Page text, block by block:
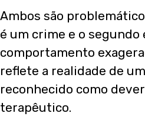
Ambos são
é um crime e o segundo
comportamento
reflete a realidade de
reconhecido como
terapêutico.